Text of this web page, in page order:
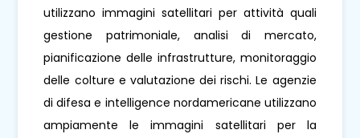
utilizzano immagini satellitari per attività quali
gestione patrimoniale, analisi di mercato,
pianificazione delle infrastrutture, monitoraggio
delle colture e valutazione dei rischi. Le agenzie
di difesa e intelligence nordamericane utilizzano
ampiamente le immagini satellitari per la